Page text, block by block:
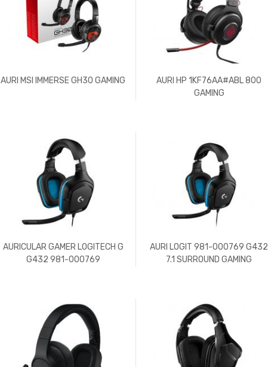
AURI MSI IMMERSE GH30 GAMING
AURI HP 1KF76AA#ABL 800
GAMING
AURICULAR GAMER LOGITECH G
G432 981-000769
AURI LOGIT 981-000769 G432
7.1 SURROUND GAMING